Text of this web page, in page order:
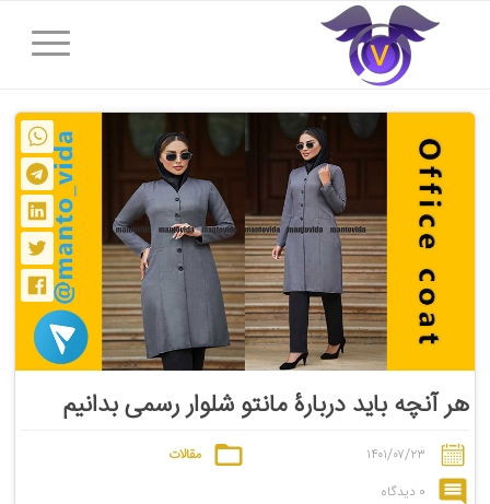
هر آنچه باید دربارۀ مانتو شلوار رسمی بدانیم
۱۴۰۱/۰۷/۲۳
مقالات
0 دیدگاه